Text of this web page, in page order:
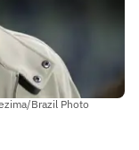
Brazil Photo